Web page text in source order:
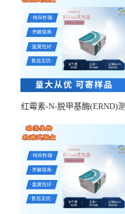
红霉素-N-脱甲基酶(ERND)测